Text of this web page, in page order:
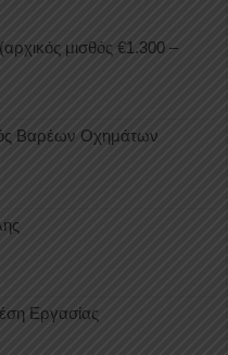
μισθός €1.300 –
Βαρέων Οχημάτων
Εργασίας